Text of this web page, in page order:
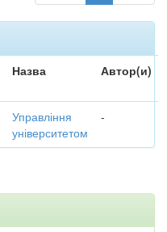
Назва Автор(и)
Управління
університетом
-